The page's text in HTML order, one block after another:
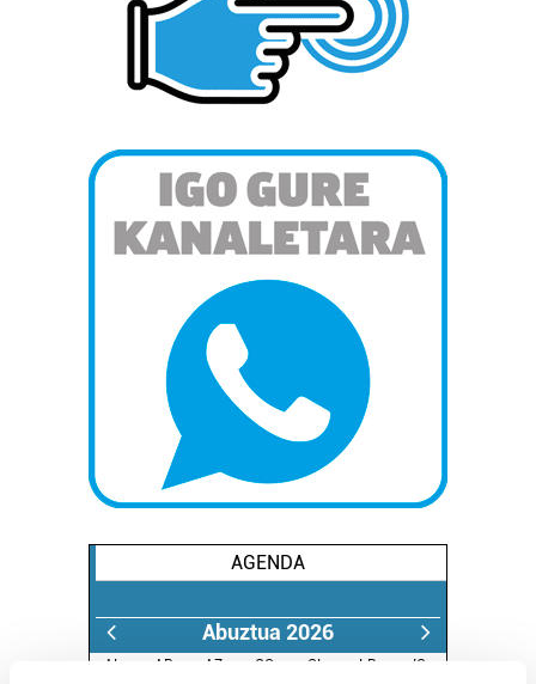
AGENDA
Abuztua 2026
AL. AR. AZ. OG. OL. LR. IG.